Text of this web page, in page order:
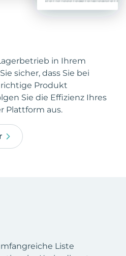
in Ihrem
sicher, dass Sie bei
Produkt
Sie die Effizienz Ihres
Plattform aus.
Liste